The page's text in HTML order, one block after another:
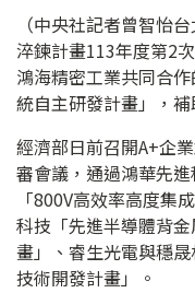
（中央社記者曾智怡
淬鍊計畫113年度第2
鴻海精密工業共同合
統自主研發計畫」，
經濟部日前召開A+企
審會議，通過鴻華先
「800V高效率高度集
科技「先進半導體背
畫」、睿生光電與穩
技術開發計畫」。